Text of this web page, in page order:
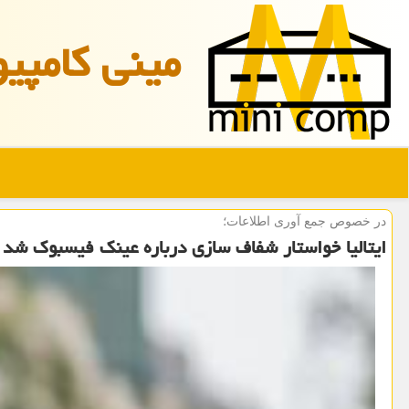
مینی
در خصوص جمع آوری اطلاعات؛
ایتالیا خواستار شفاف سازی درباره عینک فیسبوک شد